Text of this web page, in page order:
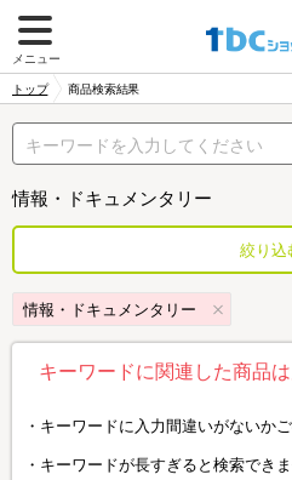
メニュー
トップ 商品検索結果
情報・ドキュメンタリー
絞り込
情報・ドキュメンタリー
キーワードに関連した商品
キーワードに入力間違いがないかご
キーワードが長すぎると検索でき